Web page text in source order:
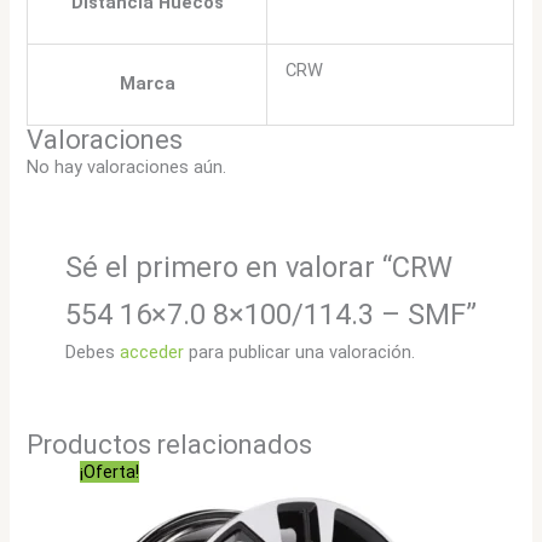
Marca
CRW
Valoraciones
No hay valoraciones aún.
Sé el primero en valorar “CRW
554 16×7.0 8×100/114.3 – SMF”
Debes accederpara publicar una valoración.
Productos relacionados
¡Oferta!